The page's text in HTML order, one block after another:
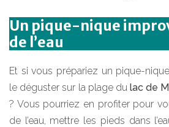
Un pique-nique
de l’eau
Et si vous prépariez un pique-
le déguster sur la plage du lac de
? Vous pourriez en profiter pour
de l’eau, mettre les pieds dans